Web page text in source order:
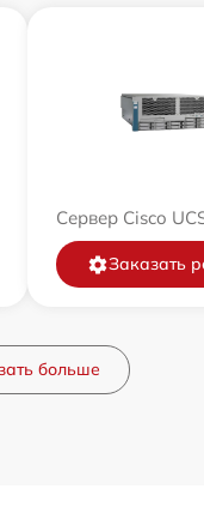
Сервер Cisco
Заказать
больше